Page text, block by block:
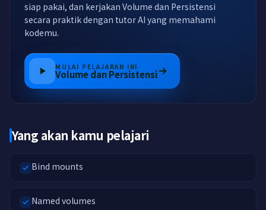
siap pakai, dan kerjakan Volume dan Persistensi
secara praktik dengan tutor AI yang memahami
kodemu.
MULAI PELAJARAN INI
Volume dan Persistensi
Yang akan kamu pelajari
Bind mounts
Named volumes